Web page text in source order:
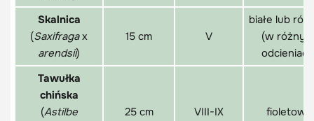
Skalnica
(Saxifragax
arendsii)
15 cm V
białe lub
(w
Tawułka
chińska
(Astilbe
25 cm VIII-IX fioletowe